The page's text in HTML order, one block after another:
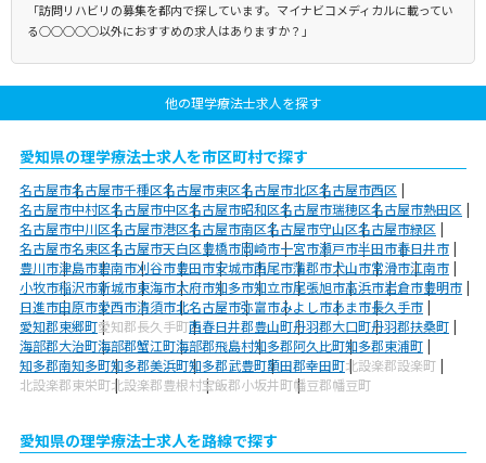
「訪問リハビリの募集を都内で探しています。マイナビコメディカルに載ってい
る○○○○○以外におすすめの求人はありますか？」
他の理学療法士求人を探す
愛知県の理学療法士求人を市区町村で探す
名古屋市名古屋市千種区名古屋市東区名古屋市北区名古屋市西区
名古屋市中村区名古屋市中区名古屋市昭和区名古屋市瑞穂区名古屋市熱田区
名古屋市中川区名古屋市港区名古屋市南区名古屋市守山区名古屋市緑区
名古屋市名東区名古屋市天白区豊橋市岡崎市一宮市瀬戸市半田市春日井市
豊川市津島市碧南市刈谷市豊田市安城市西尾市蒲郡市犬山市常滑市江南市
小牧市稲沢市新城市東海市大府市知多市知立市尾張旭市高浜市岩倉市豊明市
日進市田原市愛西市清須市北名古屋市弥富市みよし市あま市長久手市
愛知郡東郷町愛知郡長久手町西春日井郡豊山町丹羽郡大口町丹羽郡扶桑町
海部郡大治町海部郡蟹江町海部郡飛島村知多郡阿久比町知多郡東浦町
知多郡南知多町知多郡美浜町知多郡武豊町額田郡幸田町北設楽郡設楽町
北設楽郡東栄町北設楽郡豊根村宝飯郡小坂井町幡豆郡幡豆町
愛知県の理学療法士求人を路線で探す